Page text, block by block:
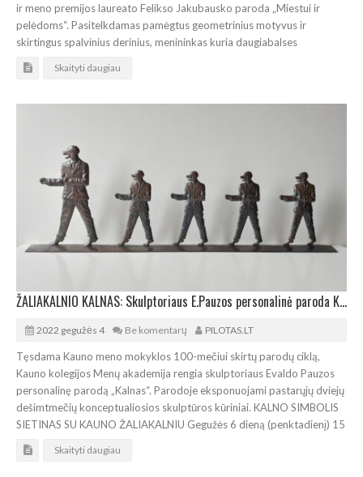
ir meno premijos laureato Felikso Jakubausko paroda „Miestui ir
pelėdoms“. Pasitelkdamas pamėgtus geometrinius motyvus ir
skirtingus spalvinius derinius, menininkas kuria daugiabalses
Skaityti daugiau
ŽALIAKALNIO KALNAS: Skulptoriaus E.Pauzos personalinė paroda Kaune
2022 gegužės 4 Be komentarų PILOTAS.LT
Tęsdama Kauno meno mokyklos 100-mečiui skirtų parodų ciklą,
Kauno kolegijos Menų akademija rengia skulptoriaus Evaldo Pauzos
personalinę parodą „Kalnas“. Parodoje eksponuojami pastarųjų dviejų
dešimtmečių konceptualiosios skulptūros kūriniai. KALNO SIMBOLIS
SIETINAS SU KAUNO ŽALIAKALNIU Gegužės 6 dieną (penktadienį) 15
Skaityti daugiau